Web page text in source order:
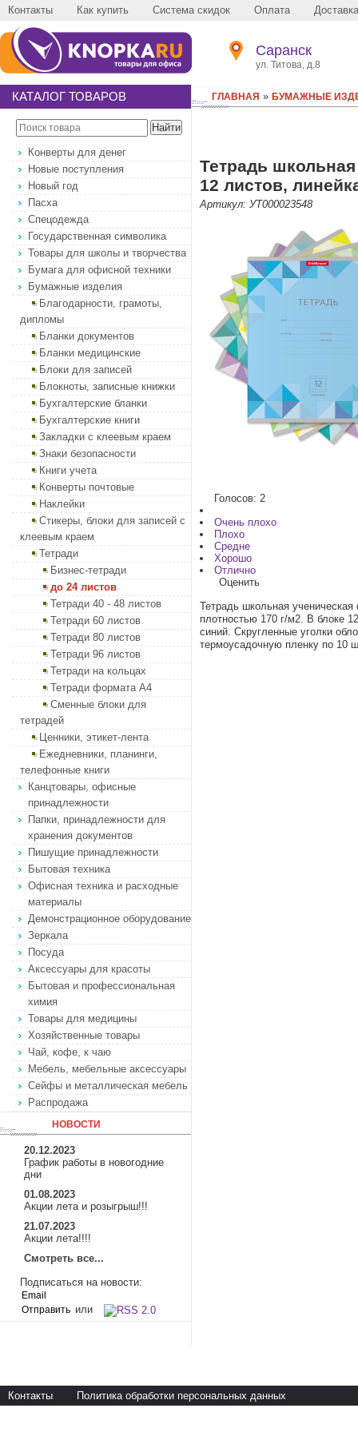
Контакты Как купить Система скидок Оплата Доставка
Саранск
ул. Титова, д.8
КАТАЛОГ ТОВАРОВ
Конверты для денег
Новые поступления
Новый год
Пасха
Спецодежда
Государственная символика
Товары для школы и творчества
Бумага для офисной техники
Бумажные изделия
Благодарности, грамоты,
дипломы
Бланки документов
Бланки медицинские
Блоки для записей
Блокноты, записные книжки
Бухгалтерские бланки
Бухгалтерские книги
Закладки с клеевым краем
Знаки безопасности
Книги учета
Конверты почтовые
Наклейки
Стикеры, блоки для записей с
клеевым краем
Тетради
Бизнес-тетради
до 24 листов
Тетради 40 - 48 листов
Тетради 60 листов
Тетради 80 листов
Тетради 96 листов
Тетради на кольцах
Тетради формата А4
Сменные блоки для
тетрадей
Ценники, этикет-лента
Ежедневники, планинги,
телефонные книги
Канцтовары, офисные
принадлежности
Папки, принадлежности для
хранения документов
Пишущие принадлежности
Бытовая техника
Офисная техника и расходные
материалы
Демонстрационное оборудование
Зеркала
Посуда
Аксессуары для красоты
Бытовая и профессиональная
химия
Товары для медицины
Хозяйственные товары
Чай, кофе, к чаю
Мебель, мебельные аксессуары
Сейфы и металлическая мебель
Распродажа
НОВОСТИ
20.12.2023
График работы в новогодние
дни
01.08.2023
Акции лета и розыгрыш!!!
21.07.2023
Акции лета!!!!
Смотреть все...
Подписаться на новости:
или
ГЛАВНАЯ » БУМАЖНЫЕ
Тетрадь
12 листов,
Артикул: УТ000023548
Голосов: 2
Очень плохо
Плохо
Средне
Хорошо
Отлично
Оценить
Тетрадь школьная
плотностью 170 г/м2. В блоке
синий. Скругленные уголки
термоусадочную пленку по 10
Контакты Политика обработки персональных данных